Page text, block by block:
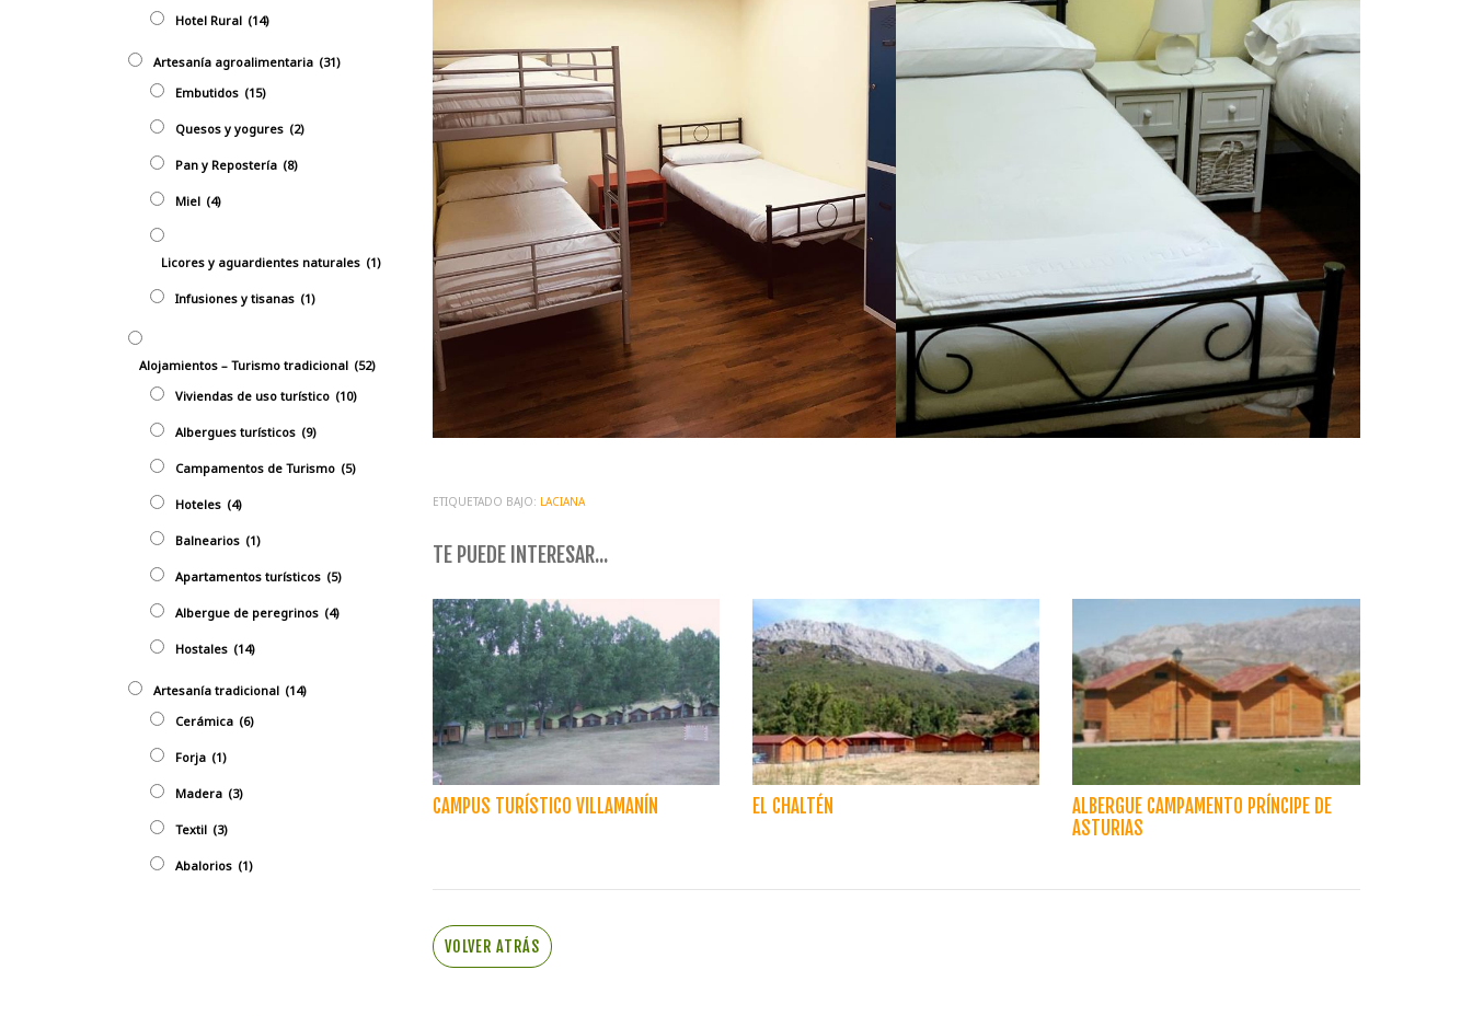
ETIQUETADO BAJO: LACIANA
TE PUEDE INTERESAR...
CAMPUS TURÍSTICO VILLAMANÍN EL CHALTÉN
ALBERGUE CAMPAMENTO PRÍNCIPE DE
ASTURIAS
VOLVER ATRÁS
Hotel Rural (14)
Artesanía agroalimentaria (31)
Embutidos (15)
Quesos y yogures (2)
Pan y Repostería (8)
Miel (4)
Licores y aguardientes naturales (1)
Infusiones y tisanas (1)
Alojamientos – Turismo tradicional (52)
Viviendas de uso turístico (10)
Albergues turísticos (9)
Campamentos de Turismo (5)
Hoteles (4)
Balnearios (1)
Apartamentos turísticos (5)
Albergue de peregrinos (4)
Hostales (14)
Artesaní­a tradicional (14)
Cerámica (6)
Forja (1)
Madera (3)
Textil (3)
Abalorios (1)